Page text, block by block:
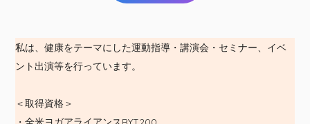
私は、健康をテーマにした運動指導・講演会・セミナー、イベ
ント出演等を行っています。
＜取得資格＞